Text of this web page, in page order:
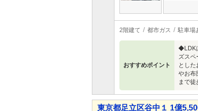
2階建て 都市ガス 駐車場
おすすめポイント
◆LDK
ズス
とし
やお布
まで徒
東京都足立区谷中１ 1億